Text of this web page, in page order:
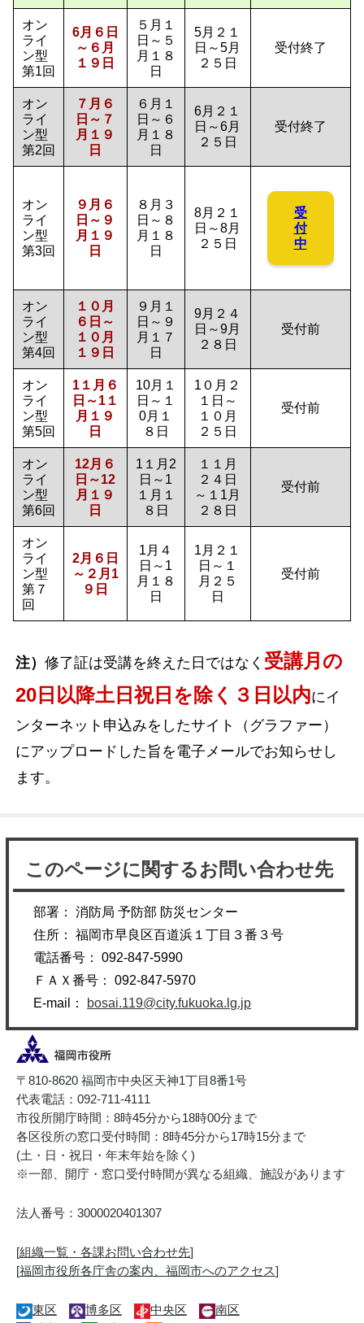
オン
ライ
ン型
第1回
6月６日
～６月
１９日
５月１
日～５
月１８
日
5月２１
日～5月
２５日
受付終了
オン
ライ
ン型
第2回
７月６
日～７
月１９
日
６月１
日～６
月１８
日
6月２１
日～6月
２５日
受付終了
オン
ライ
ン型
第3回
９月６
日～９
月１９
日
８月３
日～８
月１８
日
8月２１
日～8月
２５日
受
付
中
オン
ライ
ン型
第4回
１０月
６日～
１０月
１９日
９月１
日～９
月１７
日
9月２４
日～9月
２８日
受付前
オン
ライ
ン型
第5回
1１月６
日～1１
月１９
日
10月１
日～１
0月１
８日
1０月２
１日～
１０月
２５日
受付前
オン
ライ
ン型
第6回
12月６
日～12
月１９
日
1１月2
日～1
１月１
８日
１１月
２４日
～１1月
２８日
受付前
オン
ライ
ン型
第７
回
2月６日
～２月1
９日
1月４
日～1
月１８
日
1月２１
日～１
月２５
日
受付前
注）修了証は受講を終えた日ではなく 受講月の
20日以降土日祝日を除く３日以内にイ
ンターネット申込みをしたサイト（グラファー）
にアップロードした旨を電子メールでお知らせし
ます。
このページに関するお問い合わせ先
部署： 消防局 予防部 防災センター
住所： 福岡市早良区百道浜１丁目３番３号
電話番号： 092-847-5990
ＦＡＸ番号： 092-847-5970
E-mail：
bosai.119@city.fukuoka.lg.jp
〒810-8620 福岡市中央区天神1丁目8番1号
代表電話：092-711-4111
市役所開庁時間：8時45分から18時00分まで
各区役所の窓口受付時間：8時45分から17時15分まで
(土・日・祝日・年末年始を除く)
※一部、開庁・窓口受付時間が異なる組織、施設があります
法人番号：3000020401307
[組織一覧・各課お問い合わせ先]
[福岡市役所各庁舎の案内、福岡市へのアクセス]
東区 博多区 中央区
南区